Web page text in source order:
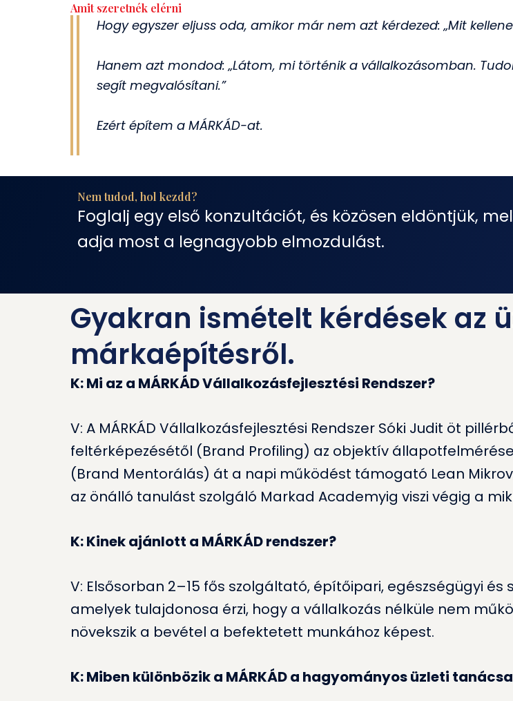
Amit szeretnék elérni
Hogy egyszer eljuss oda, amikor már nem azt kérdezed: „Mit
Hanem azt mondod: „Látom, mi történik a vállalkozásomban.
segít megvalósítani.”
Ezért építem a MÁRKÁD-at.
Nem tudod, hol kezdd?
Foglalj egy első konzultációt, és közösen eldöntjük,
adja most a legnagyobb elmozdulást.
Gyakran ismételt kérdések az
márkaépítésről.
K: Mi az a MÁRKÁD Vállalkozásfejlesztési Rendszer?
V: A MÁRKÁD Vállalkozásfejlesztési Rendszer Sóki Judit öt
feltérképezésétől (Brand Profiling) az objektív
(Brand Mentorálás) át a napi működést támogató Lean
az önálló tanulást szolgáló Markad Academyig viszi végig a
K: Kinek ajánlott a MÁRKÁD rendszer?
V: Elsősorban 2–15 fős szolgáltató, építőipari, egészségügyi
amelyek tulajdonosa érzi, hogy a vállalkozás nélküle nem
növekszik a bevétel a befektetett munkához képest.
K: Miben különbözik a MÁRKÁD a hagyományos üzleti